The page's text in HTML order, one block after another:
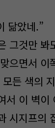
닮았네.”
그것만
으면서 이
든 색의
서 이 벽
시지프의